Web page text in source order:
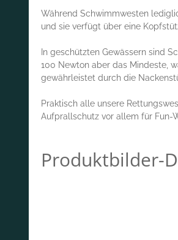
Während Schwimmwesten
und sie verfügt über eine
In geschützten Gewässern sind
100 Newton aber das Mindeste,
gewährleistet durch die
Praktisch alle unsere
Aufprallschutz vor allem für Fun-
Produktbilder-